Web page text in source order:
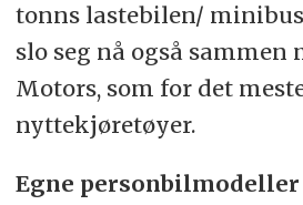
tonns lastebilen/
slo seg nå også sammen
Motors, som for det
nyttekjøretøyer.
Egne personbilmodeller